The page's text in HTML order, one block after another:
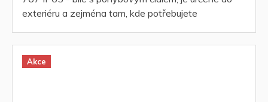
exteriéru a zejména tam, kde potřebujete
Akce